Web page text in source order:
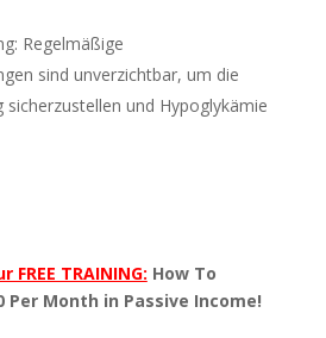
Regelmäßige
sind unverzichtbar, um die
und Hypoglykämie
FREE TRAINING: How To
Per Month in Passive Income!